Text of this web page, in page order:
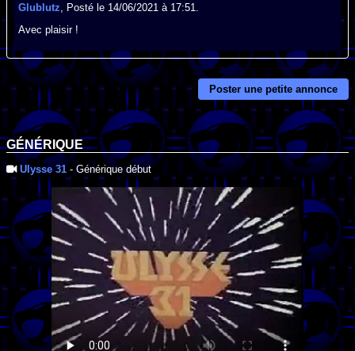
Glublutz , Posté le 14/06/2021 à 17:51.
Avec plaisir !
Poster une petite annonce
GÉNÉRIQUE
Ulysse 31- Générique début